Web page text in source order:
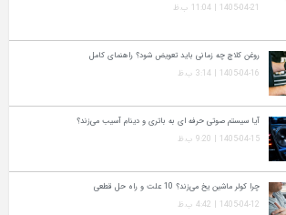
1405-04-21 | 11:04 ب.ظ
روغن کلاچ چه زمانی باید تعویض شود؟ راهنمای کامل
1405-04-16 | 3:14 ب.ظ
آیا سیستم صوتی حرفه‌ ای به باتری و دینام آسیب می‌زند؟
1405-04-15 | 9:20 ب.ظ
چرا کولر ماشین یخ می‌زند؟ 10 علت و راه‌ حل قطعی
1405-04-12 | 4:42 ب.ظ